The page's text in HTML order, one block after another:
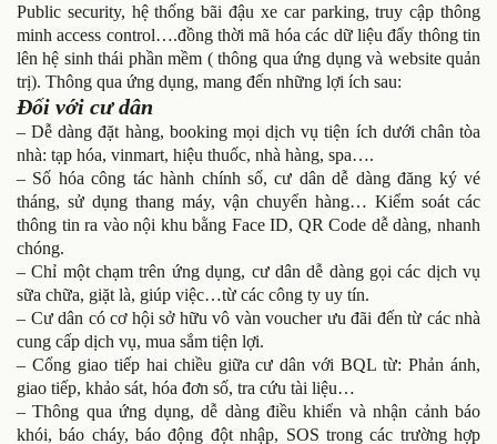
Public security, hệ thống bãi đậu xe car parking, truy cập thông
minh access control….đồng thời mã hóa các dữ liệu đẩy thông tin
lên hệ sinh thái phần mềm ( thông qua ứng dụng và website quản
trị). Thông qua ứng dụng, mang đến những lợi ích sau:
Đối với cư dân
– Dễ dàng đặt hàng, booking mọi dịch vụ tiện ích dưới chân tòa
nhà: tạp hóa, vinmart, hiệu thuốc, nhà hàng, spa….
– Số hóa công tác hành chính số, cư dân dễ dàng đăng ký vé
tháng, sử dụng thang máy, vận chuyển hàng… Kiểm soát các
thông tin ra vào nội khu bằng Face ID, QR Code dễ dàng, nhanh
chóng.
– Chỉ một chạm trên ứng dụng, cư dân dễ dàng gọi các dịch vụ
sữa chữa, giặt là, giúp việc…từ các công ty uy tín.
– Cư dân có cơ hội sở hữu vô vàn voucher ưu đãi đến từ các nhà
cung cấp dịch vụ, mua sắm tiện lợi.
– Cổng giao tiếp hai chiều giữa cư dân với BQL từ: Phản ánh,
giao tiếp, khảo sát, hóa đơn số, tra cứu tài liệu…
– Thông qua ứng dụng, dễ dàng điều khiển và nhận cảnh báo
khói, báo cháy, báo động đột nhập, SOS trong các trường hợp